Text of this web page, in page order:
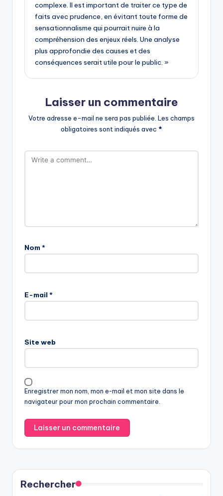
complexe. Il est important de traiter ce type de
faits avec prudence, en évitant toute forme de
sensationnalisme qui pourrait nuire à la
compréhension des enjeux réels. Une analyse
plus approfondie des causes et des
conséquences serait utile pour le public. »
Laisser un commentaire
Votre adresse e-mail ne sera pas publiée. Les champs
obligatoires sont indiqués avec *
Nom *
E-mail *
Site web
Enregistrer mon nom, mon e-mail et mon site dans le
navigateur pour mon prochain commentaire.
Rechercher